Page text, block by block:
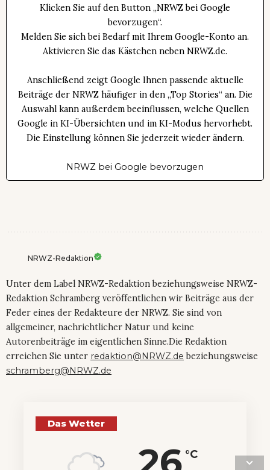
Klicken Sie auf den Button „NRWZ bei Google
bevorzugen“.
Melden Sie sich bei Bedarf mit Ihrem Google-Konto an.
Aktivieren Sie das Kästchen neben NRWZ.de.
Anschließend zeigt Google Ihnen passende aktuelle
Beiträge der NRWZ häufiger in den „Top Stories“ an. Die
Auswahl kann außerdem beeinflussen, welche Quellen
Google in KI-Übersichten und im KI-Modus hervorhebt.
Die Einstellung können Sie jederzeit wieder ändern.
NRWZ bei Google bevorzugen
NRWZ-Redaktion
Unter dem Label NRWZ-Redaktion beziehungsweise NRWZ-
Redaktion Schramberg veröffentlichen wir Beiträge aus der
Feder eines der Redakteure der NRWZ. Sie sind von
allgemeiner, nachrichtlicher Natur und keine
Autorenbeiträge im eigentlichen Sinne.Die Redaktion
erreichen Sie unter redaktion@NRWZ.de beziehungsweise
schramberg@NRWZ.de
Das Wetter
°C